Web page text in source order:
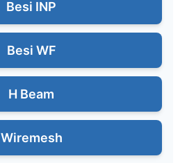
Besi INP
Besi WF
H Beam
Wiremesh